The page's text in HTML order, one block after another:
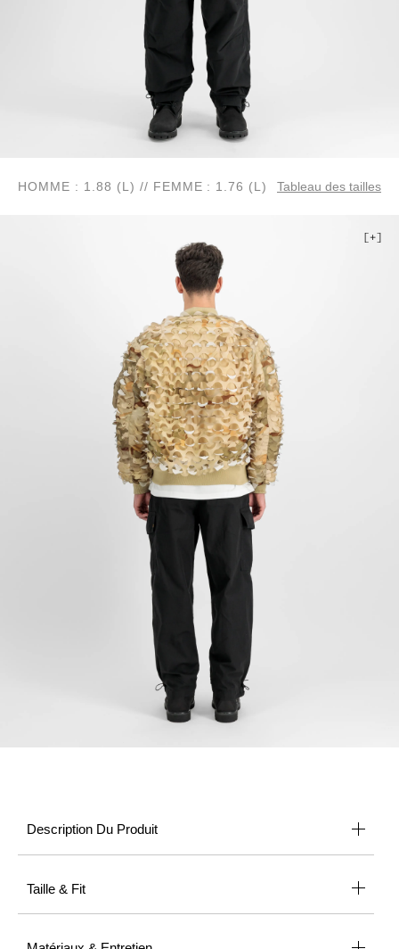
HOMME : 1.88 (L) // FEMME : 1.76 (L) Tableau des tailles
Description Du Produit
Taille & Fit